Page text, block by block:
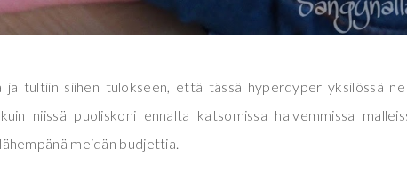
tultiin siihen tulokseen, että tässä hyperdyper yksilössä
niissä puoliskoni ennalta katsomissa halvemmissa
meidän budjettia.